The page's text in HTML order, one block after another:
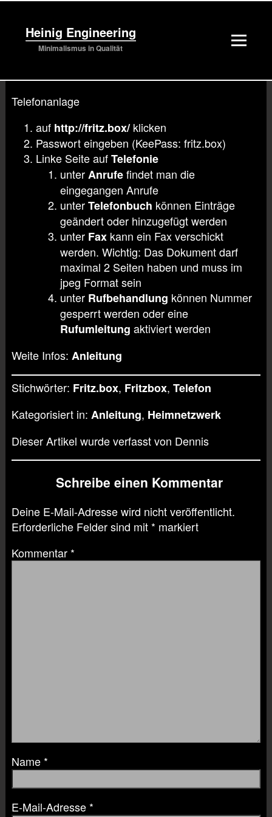
Heinig Engineering
Minimalismus in Qualität
Telefonanlage
auf http://fritz.box/klicken
Passwort eingeben (KeePass: fritz.box)
Linke Seite aufTelefonie
unter Anrufefindet man die
eingegangen Anrufe
unterTelefonbuch können Einträge
geändert oder hinzugefügt werden
unter Fax kann ein Fax verschickt
werden. Wichtig: Das Dokument darf
maximal 2 Seiten haben und muss im
jpeg Format sein
unter Rufbehandlung können Nummer
gesperrt werden oder eine
Rufumleitungaktiviert werden
Weite Infos: Anleitung
Stichwörter: Fritz.box, Fritzbox,Telefon
Kategorisiert in: Anleitung, Heimnetzwerk
Dieser Artikel wurde verfasst von Dennis
Schreibe einen Kommentar
Deine E-Mail-Adresse wird nicht veröffentlicht.
Erforderliche Felder sind mit * markiert
Kommentar *
Name *
E-Mail-Adresse *